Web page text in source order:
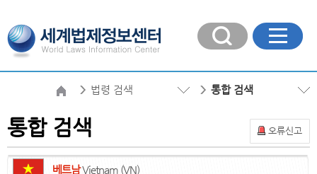
법령 검색 통합 검색
오류신고
통합 검색
베트남Vietnam (VN)